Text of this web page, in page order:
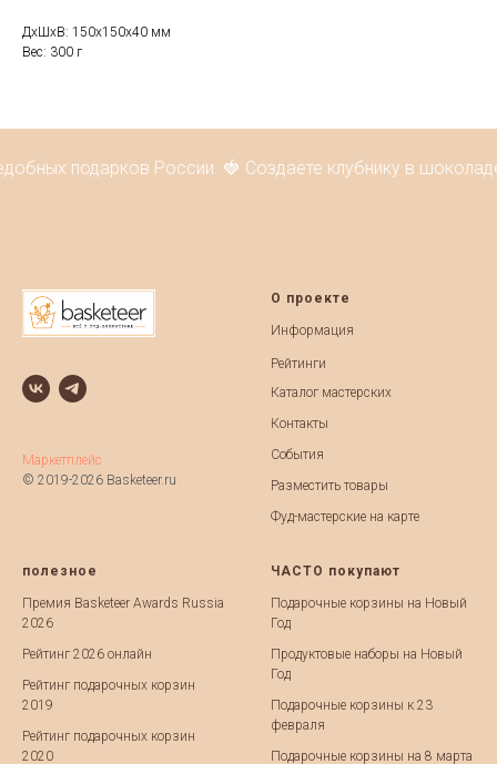
ДxШxВ: 150x150x40 мм
Вес: 300 г
подарков России. 🍓 Создаёте клубнику в
Маркетплейс
© 2019-2026 Basketeer.ru
О проекте
Информация
Рейтинги
Каталог мастерских
Контакты
События
Разместить товары
Фуд-мастерские на карте
полезное
Премия Basketeer Awards Russia
2026
Рейтинг 2026 онлайн
Рейтинг подарочных корзин
2019
Рейтинг подарочных корзин
2020
ЧАСТО покупают
Подарочные корзины на Новый
Год
Продуктовые наборы на Новый
Год
Подарочные корзины к 23
февраля
Подарочные корзины на 8 марта